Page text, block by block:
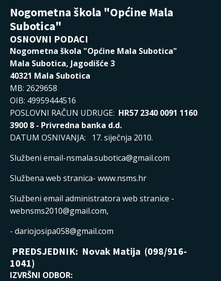
Nogometna škola "Općine Mala
Subotica"
OSNOVNI PODACI
Nogometna škola "Općine Mala Subotica"
Mala Subotica, Jagodišće 3
40321 Mala Subotica
MB: 2629658
OIB: 49959444516
POSLOVNI RAČUN UDRUGE: HR57 2340 0091 1160
3900 8 - Privredna banka d.d.
DATUM OSNIVANJA: 17. siječnja 2010.
Službeni email-nsmala.subotica@gmail.com
Službena web stranica- www.nsms.hr
Službeni email administratora web stranice -
webnsms2010@gmail.com,
- dariojosipa058@gmail.com
PREDSJEDNIK: Novak Matija (098/916-
1041)
IZVRŠNI ODBOR: